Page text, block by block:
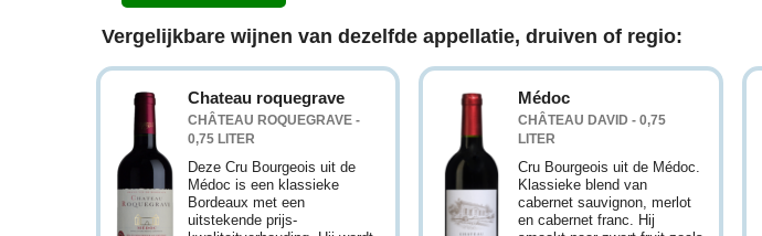
Vergelijkbare wijnen van dezelfde appellatie, druiven of regio:
Chateau roquegrave
CHÂTEAU ROQUEGRAVE -
0,75 LITER
Deze Cru Bourgeois uit de
Médoc is een klassieke
Bordeaux met een
uitstekende prijs-
Médoc
CHÂTEAU DAVID - 0,75
LITER
Cru Bourgeois uit de Médoc.
Klassieke blend van
cabernet sauvignon, merlot
en cabernet franc. Hij